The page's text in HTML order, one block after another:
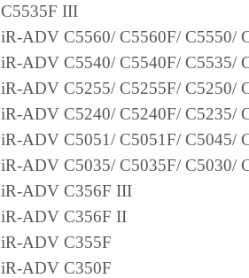
C5535F III
iR-ADV C5560/ C5560F/ C5550/
iR-ADV C5540/ C5540F/ C5535/
iR-ADV C5255/ C5255F/ C5250/
iR-ADV C5240/ C5240F/ C5235/
iR-ADV C5051/ C5051F/ C5045/
iR-ADV C5035/ C5035F/ C5030/
iR-ADV C356F III
iR-ADV C356F II
iR-ADV C355F
iR-ADV C350F